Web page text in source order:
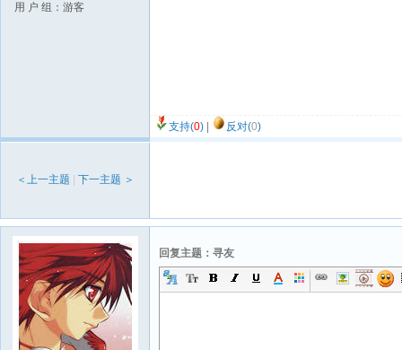
用 户 组：游客
支持(0) 反对(0)
＜上一主题 下一主题 ＞
回复主题：寻友